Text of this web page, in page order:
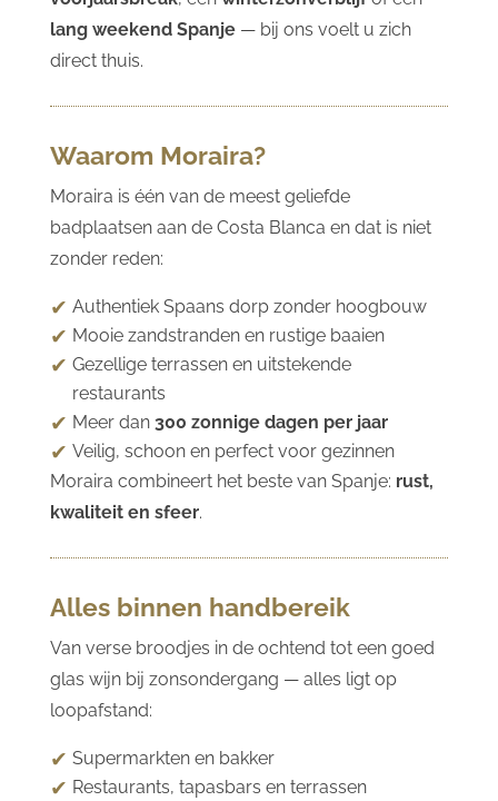
lang weekend Spanje— bij ons voelt u zich
direct thuis.
Waarom Moraira?
Moraira is één van de meest geliefde
badplaatsen aan de Costa Blanca en dat is niet
zonder reden:
Authentiek Spaans dorp zonder hoogbouw
Mooie zandstranden en rustige baaien
Gezellige terrassen en uitstekende
restaurants
Meer dan 300 zonnige dagen per jaar
Veilig, schoon en perfect voor gezinnen
Moraira combineert het beste van Spanje: rust,
kwaliteit en sfeer.
Alles binnen handbereik
Van verse broodjes in de ochtend tot een goed
glas wijn bij zonsondergang — alles ligt op
loopafstand:
Supermarkten en bakker
Restaurants, tapasbars en terrassen